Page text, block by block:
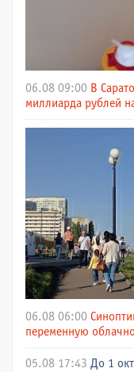
06.08 09:00 В
миллиарда рублей
06.08 06:00
переменную
05.08 17:43 До 1